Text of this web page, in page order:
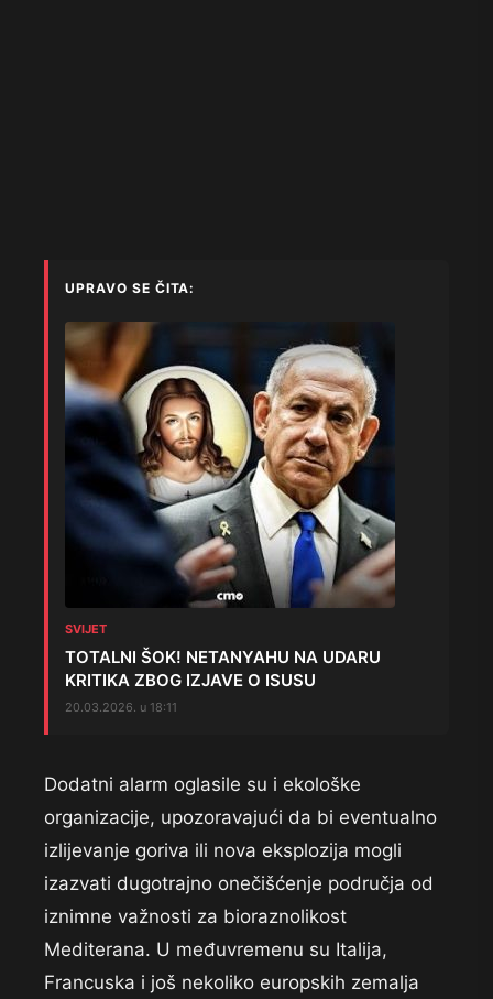
UPRAVO SE ČITA:
SVIJET
TOTALNI ŠOK! NETANYAHU NA UDARU
KRITIKA ZBOG IZJAVE O ISUSU
20.03.2026. u 18:11
Dodatni alarm oglasile su i ekološke
organizacije, upozoravajući da bi eventualno
izlijevanje goriva ili nova eksplozija mogli
izazvati dugotrajno onečišćenje područja od
iznimne važnosti za bioraznolikost
Mediterana. U međuvremenu su Italija,
Francuska i još nekoliko europskih zemalja